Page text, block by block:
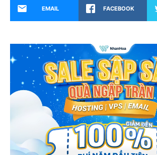
EMAIL FACEBOOK